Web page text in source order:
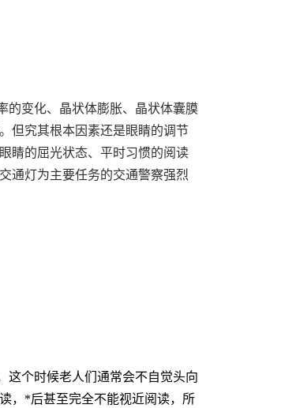
的变化、晶状体膨胀、晶状体囊膜
但究其根本因素还是眼睛的调节
睛的屈光状态、平时习惯的阅读
通灯为主要任务的交通警察强烈
这个时候老人们通常会不自觉头向
，*后甚至完全不能视近阅读，所